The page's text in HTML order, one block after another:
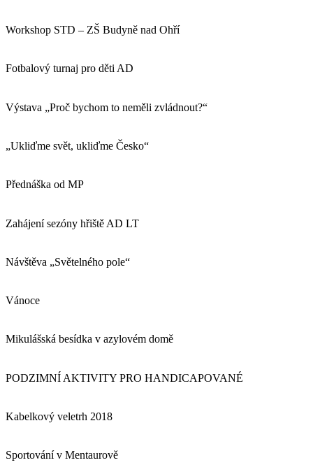
Workshop STD – ZŠ Budyně nad Ohří
Fotbalový turnaj pro děti AD
Výstava „Proč bychom to neměli zvládnout?“
„Ukliďme svět, ukliďme Česko“
Přednáška od MP
Zahájení sezóny hřiště AD LT
Návštěva „Světelného pole“
Vánoce
Mikulášská besídka v azylovém domě
PODZIMNÍ AKTIVITY PRO HANDICAPOVANÉ
Kabelkový veletrh 2018
Sportování v Mentaurově